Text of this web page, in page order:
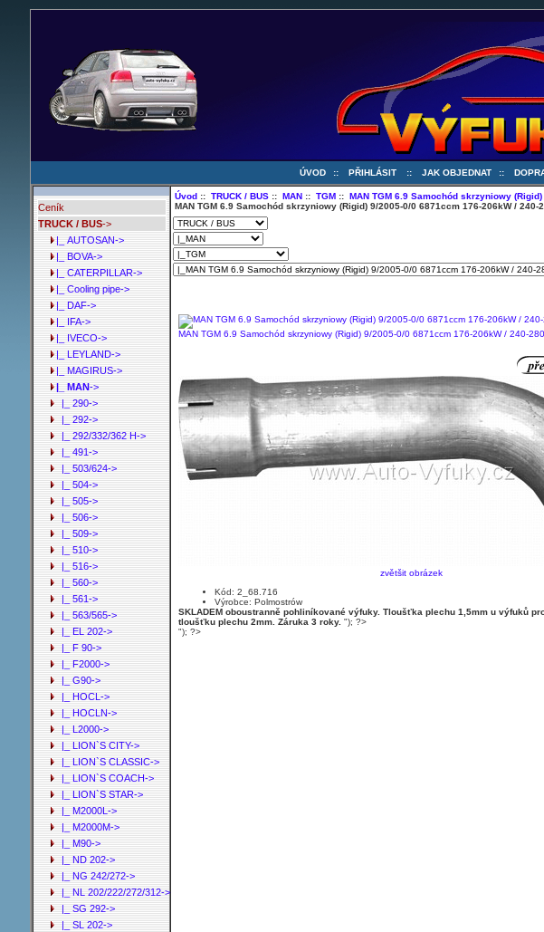
ÚVOD :: PŘIHLÁSIT :: JAK OBJEDNAT ::
Ceník
TRUCK / BUS->
|_ AUTOSAN->
|_ BOVA->
|_ CATERPILLAR->
|_ Cooling pipe->
|_ DAF->
|_ IFA->
|_ IVECO->
|_ LEYLAND->
|_ MAGIRUS->
|_ MAN->
|_ 290->
|_ 292->
|_ 292/332/362 H->
|_ 491->
|_ 503/624->
|_ 504->
|_ 505->
|_ 506->
|_ 509->
|_ 510->
|_ 516->
|_ 560->
|_ 561->
|_ 563/565->
|_ EL 202->
|_ F 90->
|_ F2000->
|_ G90->
|_ HOCL->
|_ HOCLN->
|_ L2000->
|_ LION`S CITY->
|_ LION`S CLASSIC->
|_ LION`S COACH->
|_ LION`S STAR->
|_ M2000L->
|_ M2000M->
|_ M90->
|_ ND 202->
|_ NG 242/272->
|_ NL 202/222/272/312->
|_ SG 292->
|_ SL 202->
Úvod ::TRUCK / BUS ::MAN ::TGM ::MAN TGM 6.9 Samochód skrzyniowy
MAN TGM 6.9 Samochód skrzyniowy (Rigid) 9/2005-0/0 6871ccm 176-206kW / 240-
MAN TGM 6.9 Samochód skrzyniowy (Rigid) 9/2005-0/0 6871ccm 176-206kW / 240-
zvětšit obrázek
Kód: 2_68.716
Výrobce: Polmostrów
SKLADEM oboustranně pohliníkované výfuky. Tloušťka plechu 1,5mm u výfuků
tloušťku plechu 2mm. Záruka 3 roky. "); ?>
"); ?>